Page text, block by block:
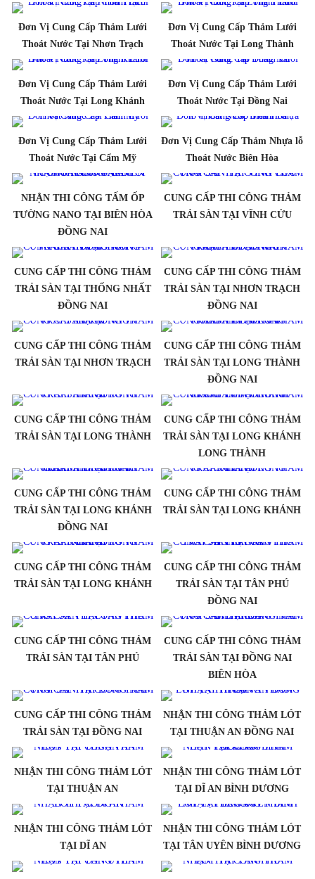
Đơn Vị Cung Cấp Thảm Lưới
Thoát Nước Tại Nhơn Trạch
Đơn Vị Cung Cấp Thảm Lưới
Thoát Nước Tại Long Thành
Đơn Vị Cung Cấp Thảm Lưới
Thoát Nước Tại Long Khánh
Đơn Vị Cung Cấp Thảm Lưới
Thoát Nước Tại Đồng Nai
Đơn Vị Cung Cấp Thảm Lưới
Thoát Nước Tại Cẩm Mỹ
Đơn Vị Cung Cấp Thảm Nhựa lỗ
Thoát Nước Biên Hòa
NHẬN THI CÔNG TẤM ỐP
TƯỜNG NANO TẠI BIÊN HÒA
ĐỒNG NAI
CUNG CẤP THI CÔNG THẢM
TRẢI SÀN TẠI VĨNH CỬU
CUNG CẤP THI CÔNG THẢM
TRẢI SÀN TẠI THỐNG NHẤT
ĐỒNG NAI
CUNG CẤP THI CÔNG THẢM
TRẢI SÀN TẠI NHƠN TRẠCH
ĐỒNG NAI
CUNG CẤP THI CÔNG THẢM
TRẢI SÀN TẠI NHƠN TRẠCH
CUNG CẤP THI CÔNG THẢM
TRẢI SÀN TẠI LONG THÀNH
ĐỒNG NAI
CUNG CẤP THI CÔNG THẢM
TRẢI SÀN TẠI LONG THÀNH
CUNG CẤP THI CÔNG THẢM
TRẢI SÀN TẠI LONG KHÁNH
LONG THÀNH
CUNG CẤP THI CÔNG THẢM
TRẢI SÀN TẠI LONG KHÁNH
ĐỒNG NAI
CUNG CẤP THI CÔNG THẢM
TRẢI SÀN TẠI LONG KHÁNH
CUNG CẤP THI CÔNG THẢM
TRẢI SÀN TẠI LONG KHÁNH
CUNG CẤP THI CÔNG THẢM
TRẢI SÀN TẠI TÂN PHÚ
ĐỒNG NAI
CUNG CẤP THI CÔNG THẢM
TRẢI SÀN TẠI TÂN PHÚ
CUNG CẤP THI CÔNG THẢM
TRẢI SÀN TẠI ĐỒNG NAI
BIÊN HÒA
CUNG CẤP THI CÔNG THẢM
TRẢI SÀN TẠI ĐỒNG NAI
NHẬN THI CÔNG THẢM LÓT
TẠI THUẬN AN ĐỒNG NAI
NHẬN THI CÔNG THẢM LÓT
TẠI THUẬN AN
NHẬN THI CÔNG THẢM LÓT
TẠI DĨ AN BÌNH DƯƠNG
NHẬN THI CÔNG THẢM LÓT
TẠI DĨ AN
NHẬN THI CÔNG THẢM LÓT
TẠI TÂN UYÊN BÌNH DƯƠNG